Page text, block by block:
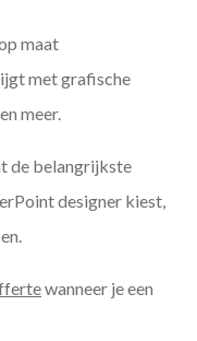
maat
met grafische
meer.
de belangrijkste
designer kiest,
wanneer je een